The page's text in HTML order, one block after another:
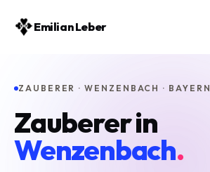
Emilian Leber
ZAUBERER · WENZENBACH · BAYERN
Zauberer in
Wenzenbach.